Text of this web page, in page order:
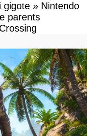
gigote » Nintendo
parents